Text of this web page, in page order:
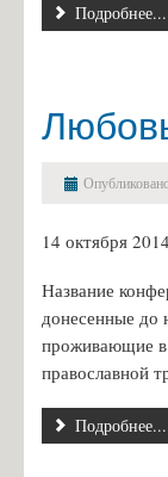
Подробнее...
14 октября
Название
донесенные до
проживающие в
православной
Подробнее...